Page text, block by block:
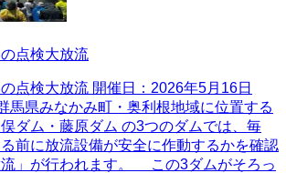
点検大放流
点検大放流 開催日：2026年5月16日
県みなかみ町・奥利根地域に位置する
ダム・藤原ダム の3つのダムでは、毎
前に放流設備が安全に作動するかを確認
」が行われます。 この3ダムがそろっ